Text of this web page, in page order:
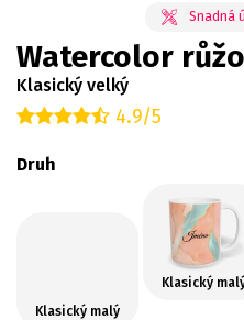
Watercolor
Klasický velký
4.9/5
Druh
Klasický malý
Klasický